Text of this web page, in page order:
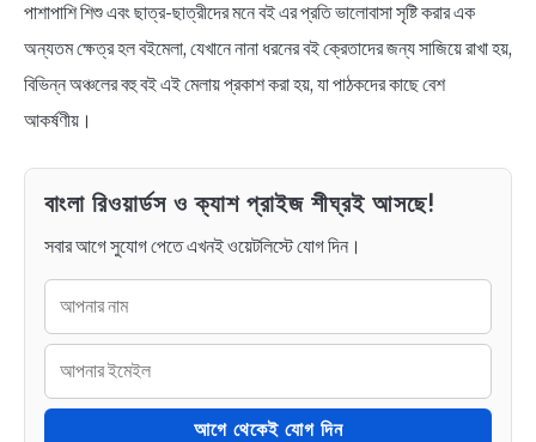
পাশাপাশি শিশু এবং ছাত্র-ছাত্রীদের মনে বই এর প্রতি ভালোবাসা সৃষ্টি করার এক
অন্যতম ক্ষেত্র হল বইমেলা, যেখানে নানা ধরনের বই ক্রেতাদের জন্য সাজিয়ে রাখা হয়,
বিভিন্ন অঞ্চলের বহু বই এই মেলায় প্রকাশ করা হয়, যা পাঠকদের কাছে বেশ
আকর্ষণীয়।
বাংলা রিওয়ার্ডস ও ক্যাশ প্রাইজ শীঘ্রই আসছে!
সবার আগে সুযোগ পেতে এখনই ওয়েটলিস্টে যোগ দিন।
আগে থেকেই যোগ দিন